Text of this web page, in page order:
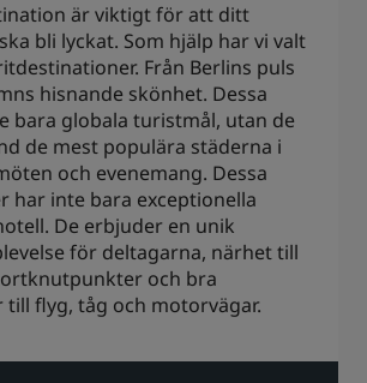
Golden Tulip
är viktigt för att ditt
bli lyckat. Som hjälp har vi valt
Från Berlins puls
hisnande skönhet. Dessa
bara globala turistmål, utan de
de mest populära städerna i
och evenemang. Dessa
har inte bara exceptionella
De erbjuder en unik
för deltagarna, närhet till
och bra
flyg, tåg och motorvägar.